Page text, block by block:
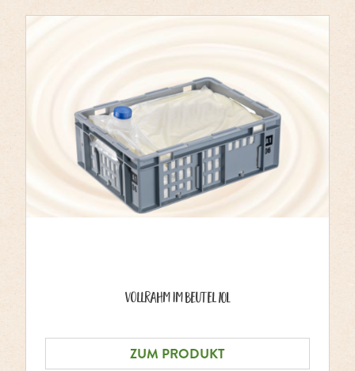
Vollrahm im Beutel 10L
ZUM PRODUKT